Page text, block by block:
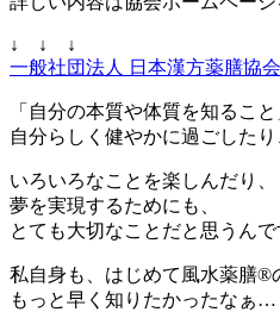
↓ ↓ ↓
一般社団法人 日本漢方薬膳協会
「自分の本質や体質を知ること
自分らしく健やかに過ごしたり
いろいろなことを楽しんだり、
夢を実現するためにも、
とても大切なことだと思うんで
私自身も、はじめて風水薬膳®
もっと早く知りたかったなぁ…